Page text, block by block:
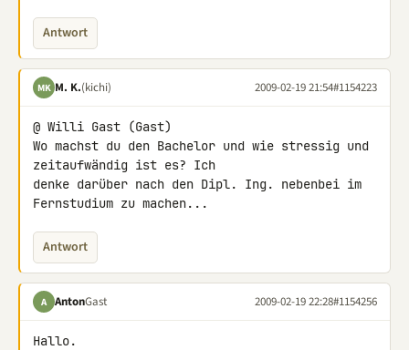
Antwort
MK M. K.(kichi) 2009-02-19 21:54#1154223
@ Willi Gast (Gast)
Wo machst du den Bachelor und wie stressig und
zeitaufwändig ist es? Ich
denke darüber nach den Dipl. Ing. nebenbei im
Fernstudium zu machen...
Antwort
A AntonGast 2009-02-19 22:28#1154256
Hallo.